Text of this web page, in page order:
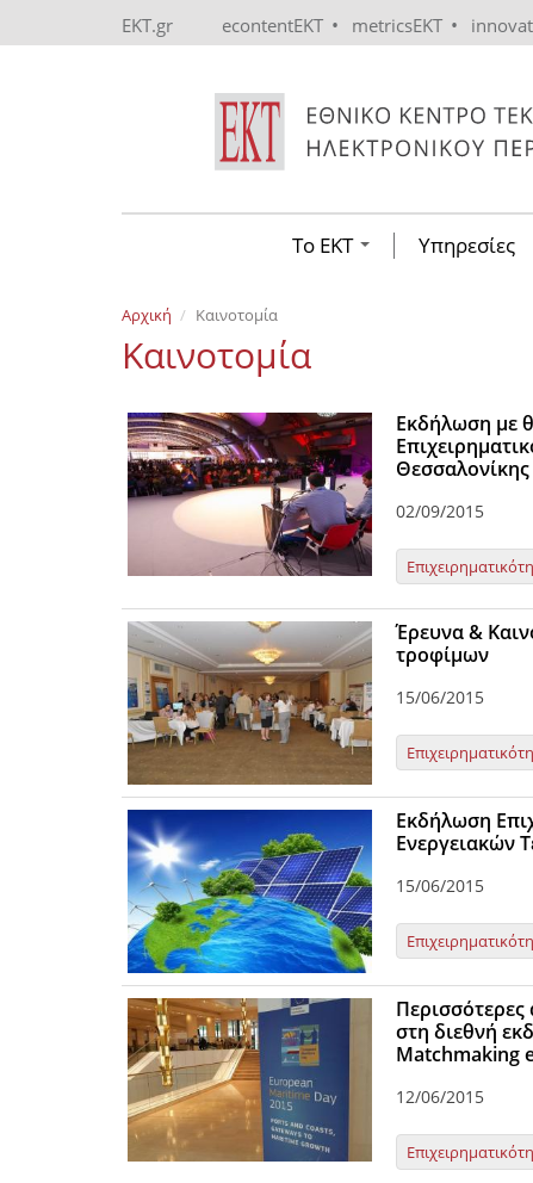
EKT.gr econtentEKT • metricsEKT •
Το ΕΚΤ Υπηρεσίες
Αρχική Καινοτομία
Καινοτομία
Εκδήλωση με
Θεσσαλονίκης
02/09/2015
Έρευνα &
τροφίμων
15/06/2015
Εκδήλωση
Ενεργειακών
15/06/2015
Περισσότερες
στη διεθνή
Matchmaking
12/06/2015